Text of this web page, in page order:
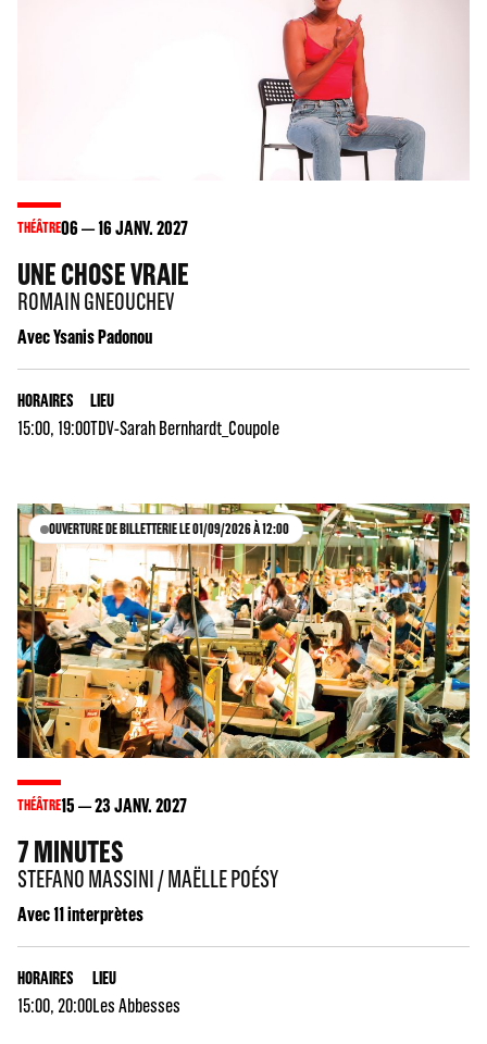
THÉÂTRE06 16JANV. 2027
UNE CHOSE VRAIE
ROMAIN GNEOUCHEV
Avec Ysanis Padonou
HORAIRES
15:00, 19:00
LIEU
TDV-Sarah Bernhardt_Coupole
OUVERTURE DE BILLETTERIE LE 01/09/2026 À 12:00
THÉÂTRE15 23JANV. 2027
7 MINUTES
STEFANO MASSINI / MAËLLE POÉSY
Avec 11 interprètes
HORAIRES
15:00, 20:00
LIEU
Les Abbesses